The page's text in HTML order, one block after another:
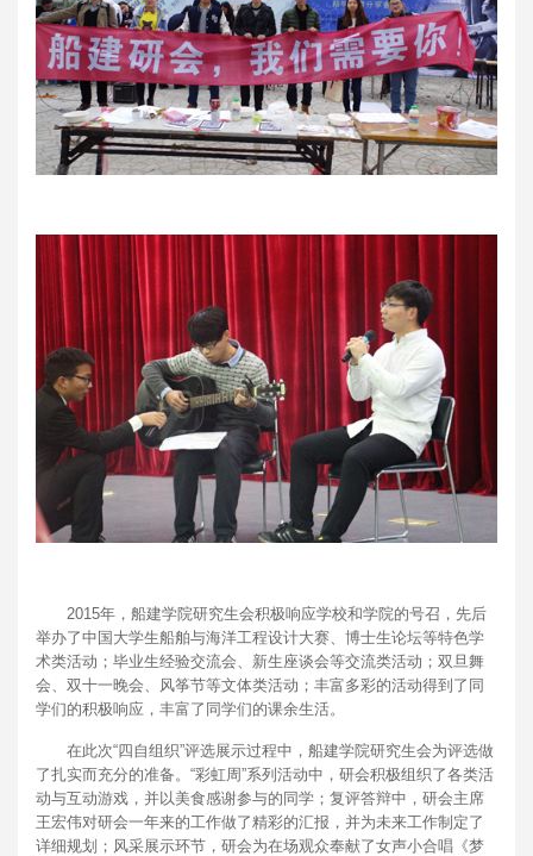
2015年，船建学院研究生会积极响应学校和学院的号召，先后
举办了中国大学生船舶与海洋工程设计大赛、博士生论坛等特色学
术类活动；毕业生经验交流会、新生座谈会等交流类活动；双旦舞
会、双十一晚会、风筝节等文体类活动；丰富多彩的活动得到了同
学们的积极响应，丰富了同学们的课余生活。
在此次“四自组织”评选展示过程中，船建学院研究生会为评选做
了扎实而充分的准备。“彩虹周”系列活动中，研会积极组织了各类活
动与互动游戏，并以美食感谢参与的同学；复评答辩中，研会主席
王宏伟对研会一年来的工作做了精彩的汇报，并为未来工作制定了
详细规划；风采展示环节，研会为在场观众奉献了女声小合唱《梦